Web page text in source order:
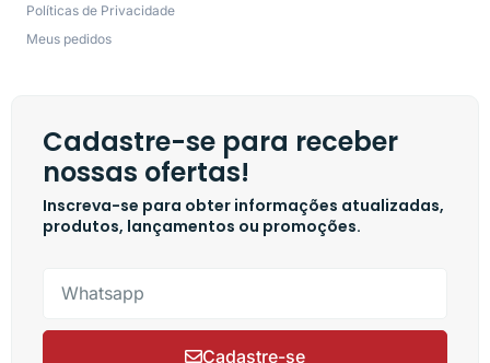
Políticas de Privacidade
Meus pedidos
Cadastre-se para receber
nossas ofertas!
Inscreva-se para obter informações atualizadas,
produtos, lançamentos ou promoções.
Cadastre-se